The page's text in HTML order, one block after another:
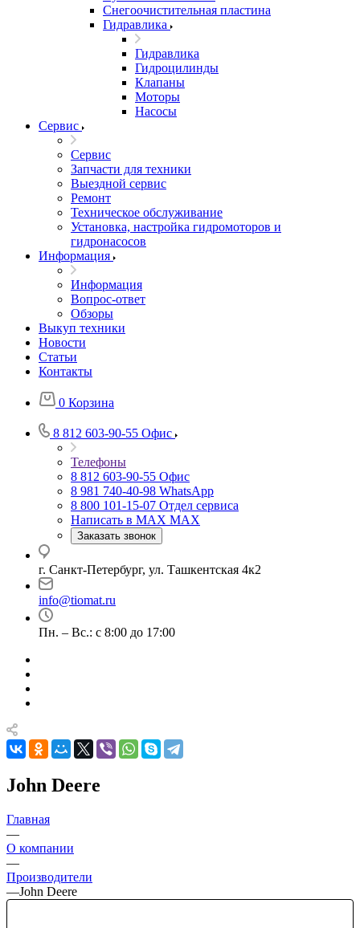
Снегоочистительная пластина
Гидравлика
Гидравлика
Гидроцилинды
Клапаны
Моторы
Насосы
Сервис
Сервис
Запчасти для техники
Выездной сервис
Ремонт
Техническое обслуживание
Установка, настройка гидромоторов и
гидронасосов
Информация
Информация
Вопрос-ответ
Обзоры
Выкуп техники
Новости
Статьи
Контакты
0 Корзина
8 812 603-90-55 Офис
Телефоны
8 812 603-90-55 Офис
8 981 740-40-98 WhatsApp
8 800 101-15-07 Отдел сервиса
Написать в MAX MAX
Заказать звонок
г. Санкт-Петербург, ул. Ташкентская 4к2
info@tiomat.ru
Пн. – Вс.: с 8:00 до 17:00
John Deere
Главная
—
О компании
—
Производители
—John Deere